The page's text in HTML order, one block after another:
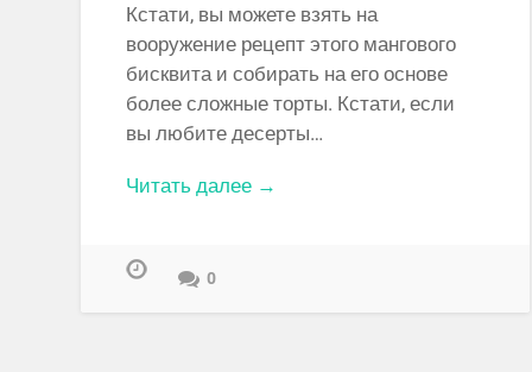
Кстати, вы можете взять на
вооружение рецепт этого мангового
бисквита и собирать на его основе
более сложные торты. Кстати, если
вы любите десерты…
Читать далее →
0